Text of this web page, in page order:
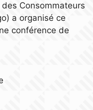
des Consommateurs
a organisé ce
conférence de